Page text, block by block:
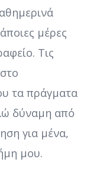
μέρες
Τις
τα πράγματα
δύναμη από
για μένα,
μου.